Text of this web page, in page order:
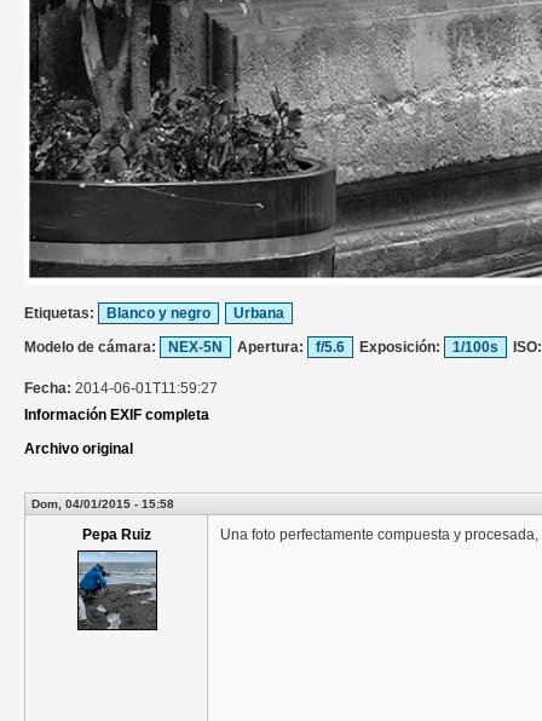
Etiquetas: Blanco y negro
Urbana
Modelo de cámara:
NEX-5N Apertura: f/5.6 Exposición: 1/100s
Fecha: 2014-06-01T11:59:27
Información EXIF completa
Archivo original
Dom, 04/01/2015 - 15:58
Pepa Ruiz Una foto perfectamente compuesta y